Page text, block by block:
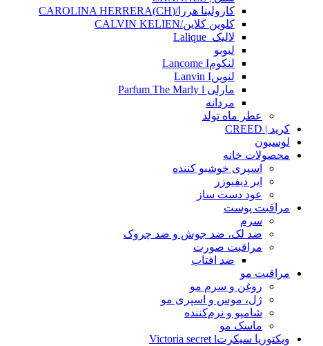
کارولینا هررا/(CH)CAROLINA HERRERA
کلوین کلاین/CALVIN KELIEN
لالیک_Lalique
لبوبو
لنکومLancome I
لنوینLanvin I
مارلی Parfum The Marly l
مردانه
عطر ماه تولد
کرید | CREED
لوسیون
محصولات خانه
اسپری خوشبو کننده
ایر دیفیوزر
عود دست ساز
مراقبت پوست
سرم
ضد لک، ضد جوش و ضد چروک
مراقبت صورت
ضد افتاب
مراقبت مو
روغن و سرم مو
ژل، موس و اسپری مو
شامپو و نرم‌کننده
ماسک مو
ویکتوریا سیکرتVictoria secret l